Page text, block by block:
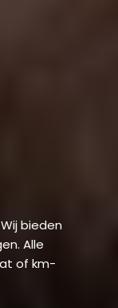
bieden
Alle
of km-